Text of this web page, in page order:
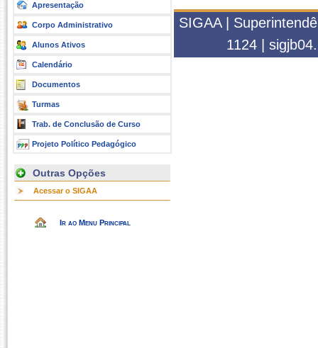
Apresentação
Corpo Administrativo
Alunos Ativos
Calendário
Documentos
Turmas
Trab. de Conclusão de Curso
Projeto Político Pedagógico
Outras Opções
Acessar o SIGAA
Ir ao Menu Principal
SIGAA |
1124 |